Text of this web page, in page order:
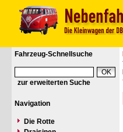
Fahrzeug-Schnellsuche
zur erweiterten Suche
Navigation
Die Rotte